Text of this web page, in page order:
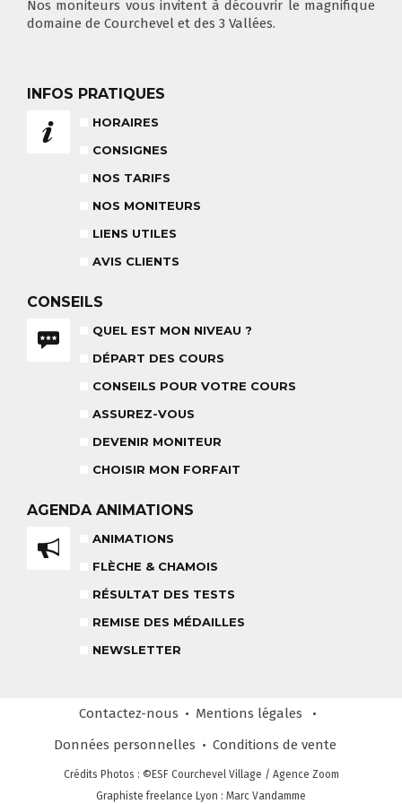
POUR CET HIVER
NOS MONITEURS
& PARTENAIRES
CONSEILS AUX PARENTS
ASSUREZ-VOUS
DEVENIR MONITEUR
RÉSULTAT DES TESTS
REMISE DES MÉDAILLES
CLUB LOISIRS
4 À 6 ANS
ETOILES
6-12 ANS
8-14 ANS
COURS PRIVÉ JOURNÉE
À PARTIR DE 670€
À PARTIR DE 260€
Nos moniteurs vous invitent à découvrir le magnifique
domaine de Courchevel et des 3 Vallées.
INFOS PRATIQUES
HORAIRES
CONSIGNES
NOS TARIFS
NOS MONITEURS
LIENS UTILES
AVIS CLIENTS
CONSEILS
QUEL EST MON NIVEAU ?
DÉPART DES COURS
CONSEILS POUR VOTRE COURS
ASSUREZ-VOUS
DEVENIR MONITEUR
CHOISIR MON FORFAIT
AGENDA ANIMATIONS
ANIMATIONS
FLÈCHE & CHAMOIS
RÉSULTAT DES TESTS
REMISE DES MÉDAILLES
NEWSLETTER
Contactez-nous
Mentions légales
Données personnelles
Conditions de vente
Crédits Photos : ©ESF Courchevel Village / Agence Zoom
Graphiste freelance Lyon : Marc Vandamme